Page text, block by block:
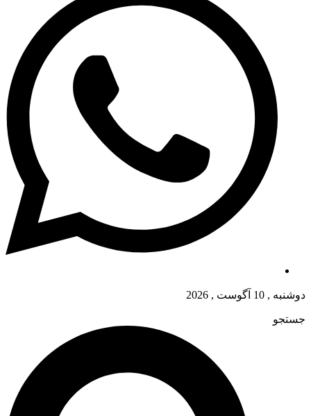
دوشنبه , 10 آگوست , 2026
جستجو